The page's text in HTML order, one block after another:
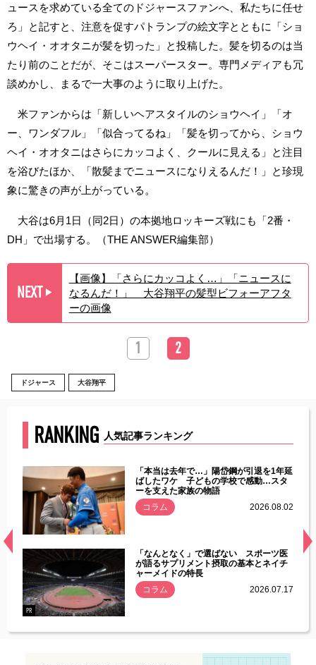
ュースを求めている全てのドジャースファンへ、私たちに任せ
ろ」と記すと、注意を促すパトランプの絵文字とともに「ショ
ウヘイ・オオタニが髪を切った」と投稿した。髪を切るのは当
たり前のことだが、そこはスーパースター。専門メディアも冗
談めかし、まるで一大事のように取り上げた。
米ファンからは「新しいヘアスタイルのショウヘイ」「オ
ー、ワンダフル」「似合ってるね」「髪を切ってから、ショウ
ヘイ・オオタニはさらにカッコよく、クールに見える」と注目
を浴びたほか、「散髪までニュースになりえるんだ！」と珍現
象に驚きの声が上がっている。
大谷は6月1日（同2日）の本拠地ロッキーズ戦にも「2番・
DH」で出場する。（THE ANSWER編集部）
NEXT ▶︎
【画像】「さらにカッコよく…」「ニュースに
なるんだ！」 大谷翔平の髪型ビフォーアフタ
ーの画像
1 2
ドジャース 大谷翔平
RANKING 人気記事ランキング
常
「本当は去年で…」陽岱鋼が引退を1年延
ばしたワケ 子どもの学校で感動…スタ
ーを支えた家族の物語
コラム
2026.08.02
PR
「なんとなく」で選ばない スポーツ医
が語るサプリメント摂取の基本とネイチ
ャーメイドの特長
コラム
2026.07.17